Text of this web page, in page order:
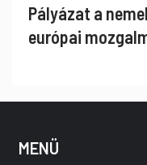
Pályázat a
európai
MENÜ